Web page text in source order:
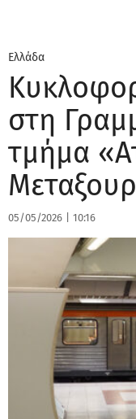
Ελλάδα
στη
τμήμα
05/05/2026 10:16